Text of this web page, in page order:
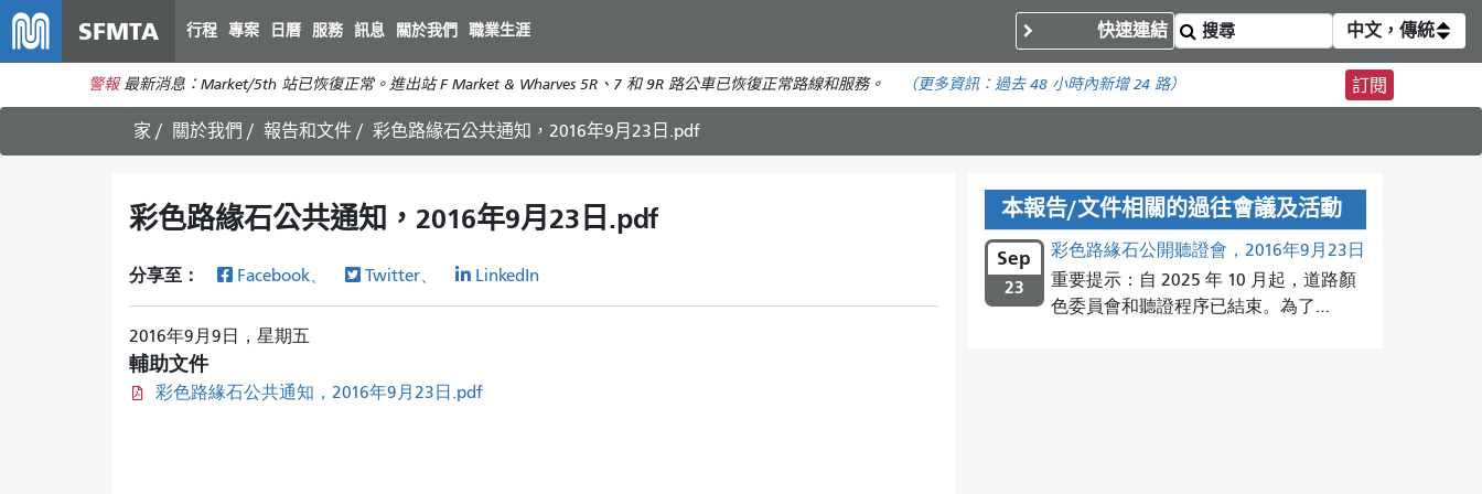
主
要
SFMTA 行程 專案 日曆 服務 訊息 關於我們 職業生涯 快速連結 中文，傳統
警報 最新消息：Market/5th 站已恢復正常。進出站 F Market & Wharves 5R、7 和 9R 路公車已恢復正常路線和服務。 （更多資訊： 過去 48 小時內新增 24 路） 訂閱
家 關於我們 報告和文件 彩色路緣石公共通知，2016年9月23日.pdf
彩色路緣石公共通知，2016年9月23日.pdf
分享至： Facebook、 Twitter、 LinkedIn
2016年9月9日，星期五
輔助文件
彩色路緣石公共通知，2016年9月23日.pdf
本報告/文件相關的過往會議及活動
Sep
23
彩色路緣石公開聽證會，2016年9月23日
重要提示：自 2025 年 10 月起，道路顏
色委員會和聽證程序已結束。為了…